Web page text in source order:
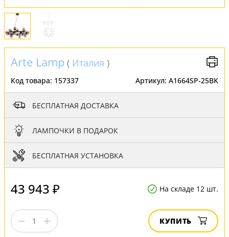
Arte Lamp ( Италия )
Код товара: 157337 Артикул: A1664SP-25BK
БЕСПЛАТНАЯ ДОСТАВКА
ЛАМПОЧКИ В ПОДАРОК
БЕСПЛАТНАЯ УСТАНОВКА
43 943 ₽ На складе 12 шт.
КУПИТЬ